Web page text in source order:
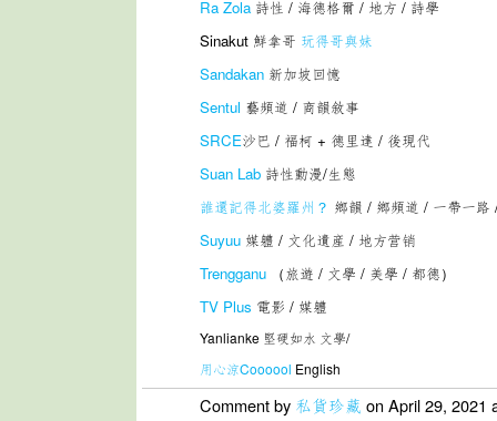
Ra Zola詩性 / 海德格爾 / 地方 / 詩學
Sinakut 鮮拿哥 玩得哥與妹
Sandakan新加坡回憶
Sentul 藝頻道 / 商韻敘事
SRCE沙巴 / 福柯 + 德里達 / 後現代
Suan Lab詩性動漫/生態
誰還記得北婆羅州？ 鄉韻 / 鄉頻道 / 一帶一
Suyuu媒軆 / 文化遺産 / 地方营销
Trengganu（旅遊 / 文學 / 美學 / 都德）
TV Plus 電影 / 媒軆
Yanlianke 堅硬如水 文學/
用心涼Coooool English
Comment by 私貨珍藏 on April 29, 2021